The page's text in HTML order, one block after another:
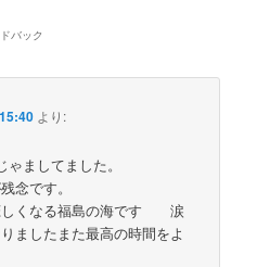
バック
より:
ましてました。
念です。
しくなる福島の海です 涙
ましたまた最高の時間をよ